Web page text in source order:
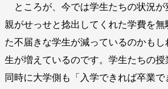
ところが、今では学生たちの状況が
親がせっせと捻出してくれた学費を
た不届きな学生が減っているのかも
生が増えているのです。学生たちの授
同時に大学側も「入学できれば卒業